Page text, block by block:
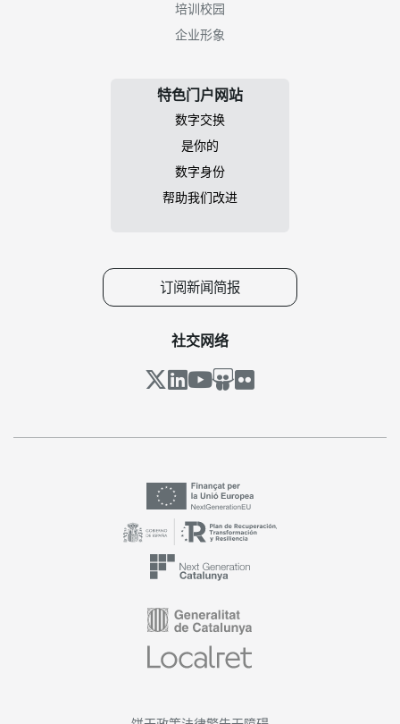
培训校园
企业形象
特色门户网站
数字交换
是你的
数字身份
帮助我们改进
订阅新闻简报
社交网络